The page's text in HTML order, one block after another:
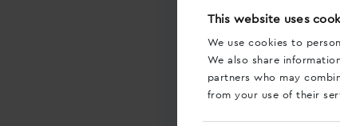
This website uses
We use cookies to
We also share
partners who may
from your use of their